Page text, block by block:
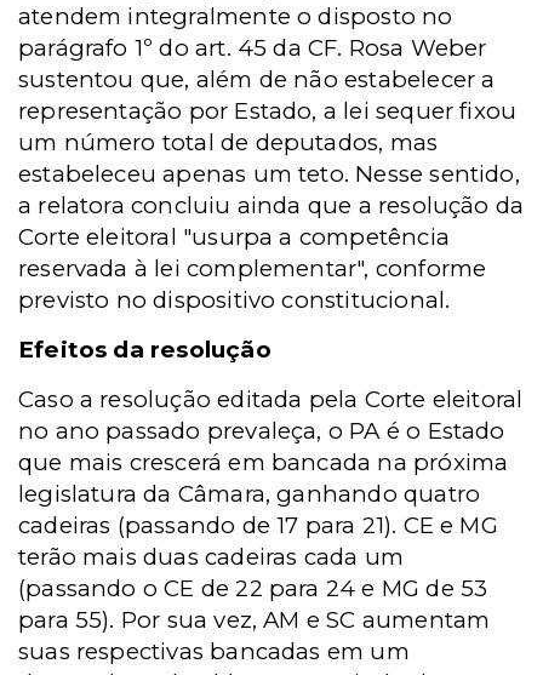
atendem integralmente o disposto no
parágrafo 1º do art. 45 da CF. Rosa Weber
sustentou que, além de não estabelecer a
representação por Estado, a lei sequer fixou
um número total de deputados, mas
estabeleceu apenas um teto. Nesse sentido,
a relatora concluiu ainda que a resolução da
Corte eleitoral "usurpa a competência
reservada à lei complementar", conforme
previsto no dispositivo constitucional.
Efeitos da resolução
Caso a resolução editada pela Corte eleitoral
no ano passado prevaleça, o PA é o Estado
que mais crescerá em bancada na próxima
legislatura da Câmara, ganhando quatro
cadeiras (passando de 17 para 21). CE e MG
terão mais duas cadeiras cada um
(passando o CE de 22 para 24 e MG de 53
para 55). Por sua vez, AM e SC aumentam
suas respectivas bancadas em um